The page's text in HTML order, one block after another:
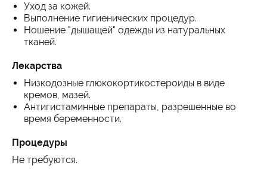
Уход за кожей.
Выполнение гигиенических процедур.
Ношение "дышащей" одежды из натуральных
тканей.
Лекарства
Низкодозные глюкокортикостероиды в виде
кремов, мазей.
Антигистаминные препараты, разрешенные во
время беременности.
Процедуры
Не требуются.